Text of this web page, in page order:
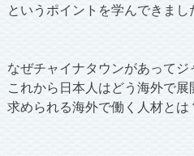
というポイントを学んできまし
なぜチャイナタウンがあってジ
これから日本人はどう海外で展
求められる海外で働く人材とは